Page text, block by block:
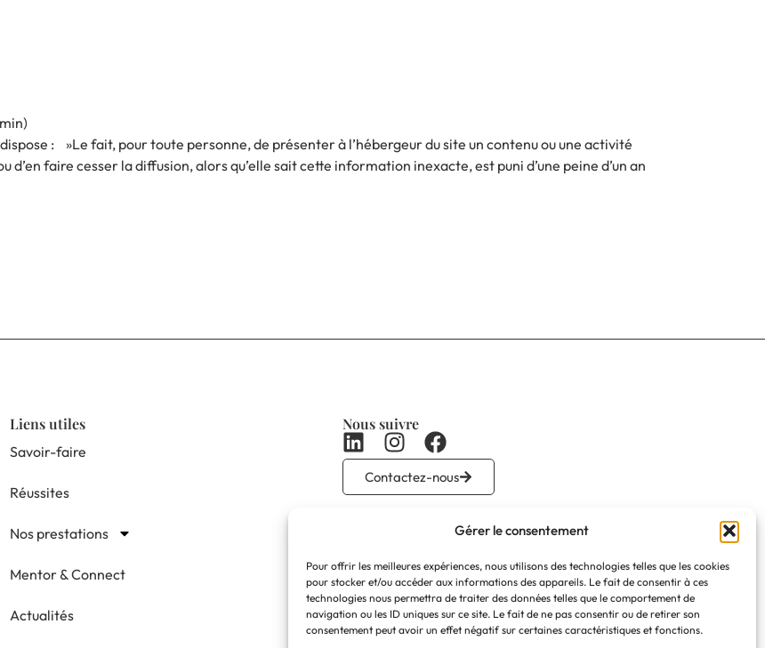
Gérer le consentement
Pour offrir les meilleures expériences, nous utilisons des technologies telles que les cookies
pour stocker et/ou accéder aux informations des appareils. Le fait de consentir à ces
technologies nous permettra de traiter des données telles que le comportement de
navigation ou les ID uniques sur ce site. Le fait de ne pas consentir ou de retirer son
consentement peut avoir un effet négatif sur certaines caractéristiques et fonctions.
: »Le fait, pour toute personne, de présenter à l’hébergeur du site un contenu ou une activité
faire cesser la diffusion, alors qu’elle sait cette information inexacte, est puni d’une peine d’un an
Liens utiles
Savoir-faire
Réussites
Nos prestations
Mentor & Connect
Actualités
Nous suivre
Contactez-nous